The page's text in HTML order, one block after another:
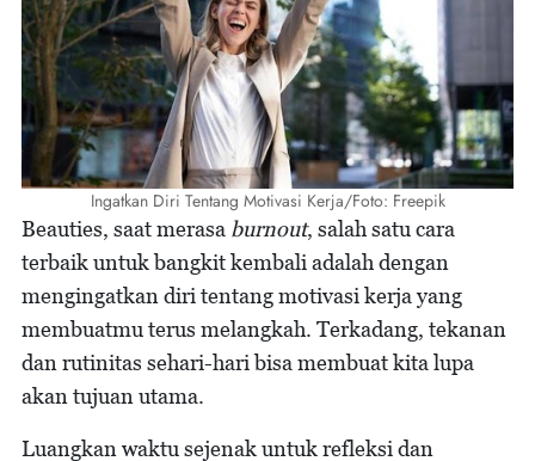
Ingatkan Diri Tentang Motivasi Kerja/Foto: Freepik
Beauties, saat merasa burnout, salah satu cara
terbaik untuk bangkit kembali adalah dengan
mengingatkan diri tentang motivasi kerja yang
membuatmu terus melangkah. Terkadang, tekanan
dan rutinitas sehari-hari bisa membuat kita lupa
akan tujuan utama.
Luangkan waktu sejenak untuk refleksi dan